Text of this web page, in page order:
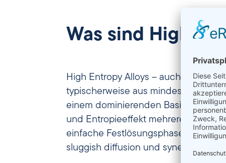
Was sind High
High Entropy Alloys – auch als
typischerweise aus mindestens fünf
einem dominierenden
und Entropieeffekt mehrerer
einfache Festlösungsphasen (FCC,
sluggish diffusion und